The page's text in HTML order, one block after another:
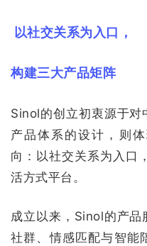
以社交关系为入口，
构建三大产品矩阵
Sinol的创立初衷源于对
产品体系的设计，则
向：以社交关系为入口
活方式平台。
成立以来，Sinol的产品
社群、情感匹配与智能